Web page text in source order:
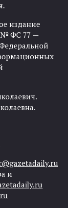
издание
№ ФС 77 —
Федеральной
и